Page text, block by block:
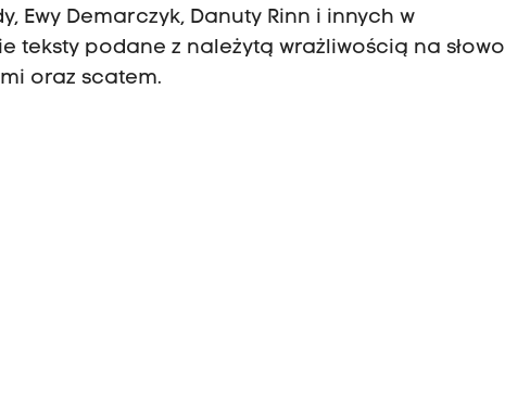
Ewy Demarczyk, Danuty Rinn i innych w
podane z należytą wrażliwością na słowo
oraz scatem.